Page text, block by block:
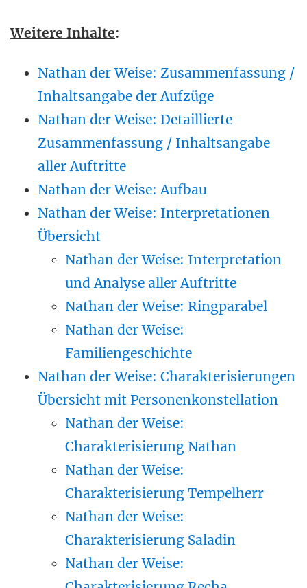
Weitere Inhalte:
Nathan der Weise: Zusammenfassung /
Inhaltsangabe der Aufzüge
Nathan der Weise: Detaillierte
Zusammenfassung / Inhaltsangabe
aller Auftritte
Nathan der Weise: Aufbau
Nathan der Weise: Interpretationen
Übersicht
Nathan der Weise: Interpretation
und Analyse aller Auftritte
Nathan der Weise: Ringparabel
Nathan der Weise:
Familiengeschichte
Nathan der Weise: Charakterisierungen
Übersicht mit Personenkonstellation
Nathan der Weise:
Charakterisierung Nathan
Nathan der Weise:
Charakterisierung Tempelherr
Nathan der Weise:
Charakterisierung Saladin
Nathan der Weise: